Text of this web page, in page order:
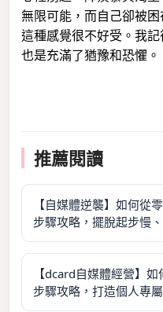
無限可能，而自己卻被
這種感覺很不好受。我
也是充滿了猶豫和恐懼。
推薦閱讀
【自媒體逆襲】如何從
步驟攻略，擺脫起步慢
【dcard自媒體經營】
步驟攻略，打造個人專